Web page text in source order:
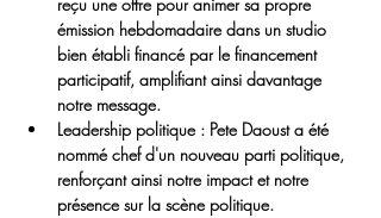
reçu une offre pour animer sa propre
émission hebdomadaire dans un studio
bien établi financé par le financement
participatif, amplifiant ainsi davantage
notre message.
Leadership politique : Pete Daoust a été
nommé chef d'un nouveau parti politique,
renforçant ainsi notre impact et notre
présence sur la scène politique.